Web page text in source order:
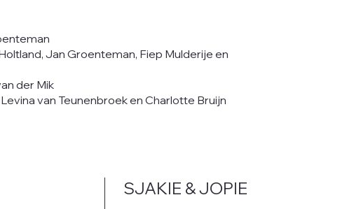
SJAKIE & JOPIE
Jan Groenteman, Fiep Mulderije en
der Mik
van Teunenbroek en Charlotte Bruijn